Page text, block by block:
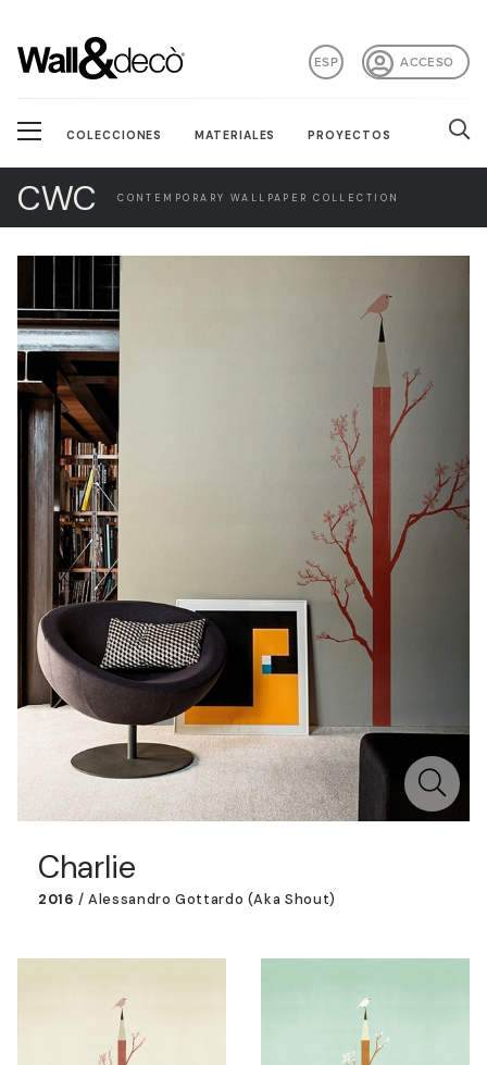
ACCESO
ESP
COLECCIONES MATERIALES PROYECTOS
CWC CONTEMPORARY WALLPAPER COLLECTION
Charlie
2016 / Alessandro Gottardo (aka Shout)